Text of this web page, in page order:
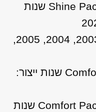
סיטרואן C3 1.2 בנזין אוטו’ Shine Pack שנות
סיטרואן C3 1.6 שנות ייצור: 2003, 2004, 2005,
סיטרואן C3 1.6 בנזין אוטו’ Comfort שנות ייצור:
סיטרואן C3 1.6 בנזין אוטו’ Comfort Pack שנות